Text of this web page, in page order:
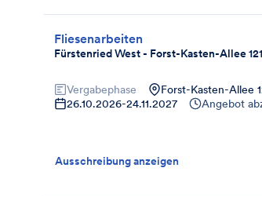
Fliesenarbeiten
Fürstenried West - Forst-Kasten-Allee
Vergabephase Forst-Kasten-Allee
26.10.2026-24.11.2027 Angebot
Ausschreibung anzeigen